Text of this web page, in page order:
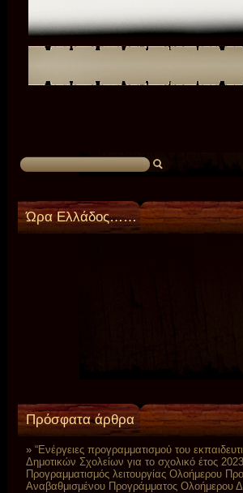
Ώρα Ελλάδος……
Πρόσφατα άρθρα
“Ενέργειες προγραμματισμού του
Δημοτικών Σχολείων για το σχολικό έτος
Προγραμματισμός λειτουργίας Ολοήμερου
Αναβαθμισμένου Προγράμματος Ολοήμερου